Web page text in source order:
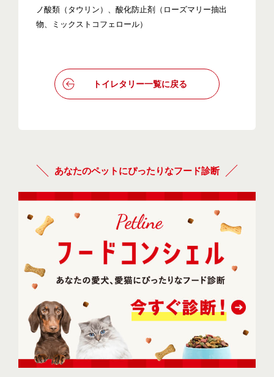
ノ酸類（タウリン）、酸化防止剤（ローズマリー抽出
物、ミックストコフェロール）
トイレタリー一覧に戻る
あなたのペットにぴったりなフード診断